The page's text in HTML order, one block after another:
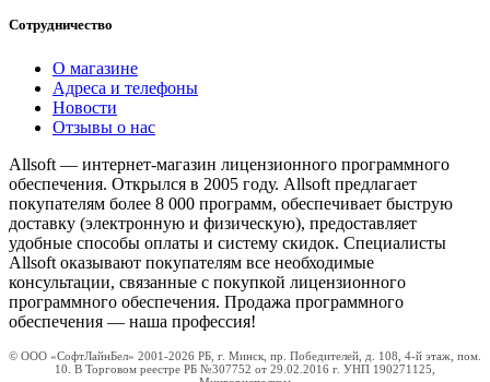
Сотрудничество
О магазине
Адреса и телефоны
Новости
Отзывы о нас
Allsoft — интернет-магазин лицензионного программного
обеспечения. Открылся в 2005 году. Allsoft предлагает
покупателям более 8 000 программ, обеспечивает быструю
доставку (электронную и физическую), предоставляет
удобные способы оплаты и систему скидок. Специалисты
Allsoft оказывают покупателям все необходимые
консультации, связанные с покупкой лицензионного
программного обеспечения. Продажа программного
обеспечения — наша профессия!
© ООО «СофтЛайнБел» 2001-2026 РБ, г. Минск, пр. Победителей, д. 108, 4-й этаж, пом.
10. В Торговом реестре РБ №307752 от 29.02.2016 г. УНП 190271125,